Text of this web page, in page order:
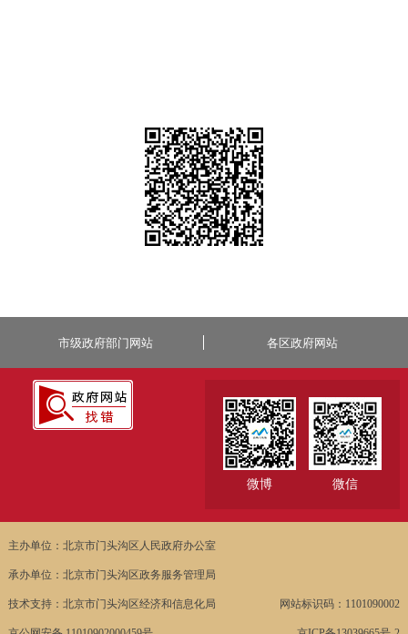
市级政府部门网站 各区政府网站
微博 微信
主办单位：北京市门头沟区人民政府办公室
承办单位：北京市门头沟区政务服务管理局
技术支持：北京市门头沟区经济和信息化局 网站标识码：1101090002